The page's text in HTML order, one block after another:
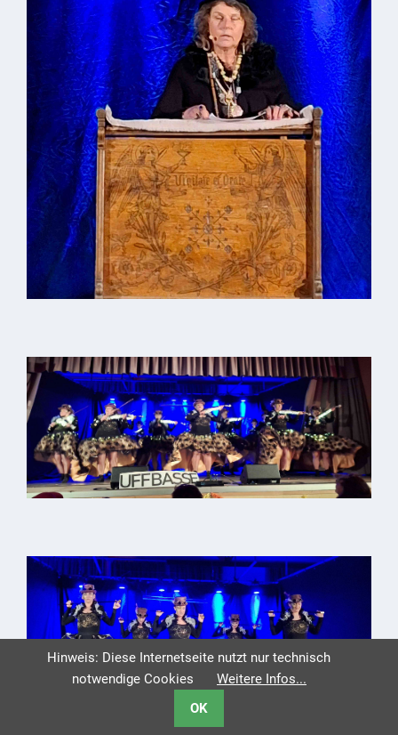
Hinweis: Diese Internetseite nutzt nur technisch
notwendige Cookies
Weitere Infos...
OK